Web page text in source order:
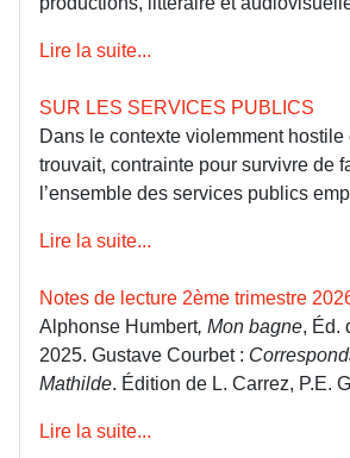
Lire la suite...
SUR LES SERVICES PUBLICS
Dans le contexte violemment hostile
trouvait, contrainte pour survivre de
l’ensemble des services publics
Lire la suite...
Notes de lecture 2ème trimestre
Alphonse Humbert, Mon bagne, Éd.
2025. Gustave Courbet :
Mathilde. Édition de L. Carrez, P.E.
Lire la suite...